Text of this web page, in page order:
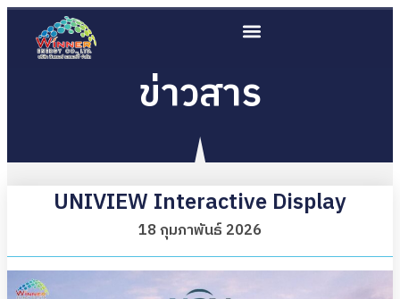
ข่าวสาร
UNIVIEW Interactive Display
18 กุมภาพันธ์ 2026